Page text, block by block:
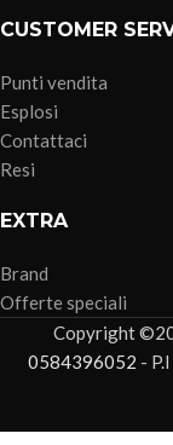
CUSTOMER
Punti vendita
Esplosi
Contattaci
Resi
EXTRA
Brand
Offerte speciali
Copyright
0584396052 -